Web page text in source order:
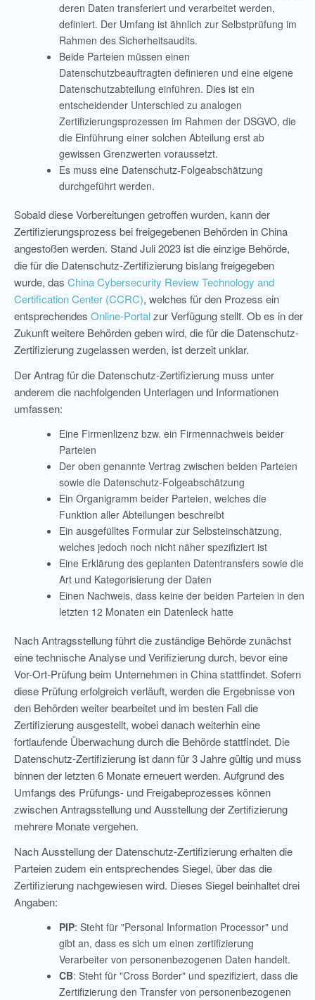
deren Daten transferiert und verarbeitet werden,
definiert. Der Umfang ist ähnlich zur Selbstprüfung im
Rahmen des Sicherheitsaudits.
Beide Parteien müssen einen
Datenschutzbeauftragten definieren und eine eigene
Datenschutzabteilung einführen. Dies ist ein
entscheidender Unterschied zu analogen
Zertifizierungsprozessen im Rahmen der DSGVO, die
die Einführung einer solchen Abteilung erst ab
gewissen Grenzwerten voraussetzt.
Es muss eine Datenschutz-Folgeabschätzung
durchgeführt werden.
Sobald diese Vorbereitungen getroffen wurden, kann der
Zertifizierungsprozess bei freigegebenen Behörden in China
angestoßen werden. Stand Juli 2023 ist die einzige Behörde,
die für die Datenschutz-Zertifizierung bislang freigegeben
wurde, das China Cybersecurity Review Technology and
Certification Center (CCRC), welches für den Prozess ein
entsprechendes Online-Portalzur Verfügung stellt. Ob es in der
Zukunft weitere Behörden geben wird, die für die Datenschutz-
Zertifizierung zugelassen werden, ist derzeit unklar.
Der Antrag für die Datenschutz-Zertifizierung muss unter
anderem die nachfolgenden Unterlagen und Informationen
umfassen:
Eine Firmenlizenz bzw. ein Firmennachweis beider
Parteien
Der oben genannte Vertrag zwischen beiden Parteien
sowie die Datenschutz-Folgeabschätzung
Ein Organigramm beider Parteien, welches die
Funktion aller Abteilungen beschreibt
Ein ausgefülltes Formular zur Selbsteinschätzung,
welches jedoch noch nicht näher spezifiziert ist
Eine Erklärung des geplanten Datentransfers sowie die
Art und Kategorisierung der Daten
Einen Nachweis, dass keine der beiden Parteien in den
letzten 12 Monaten ein Datenleck hatte
Nach Antragsstellung führt die zuständige Behörde zunächst
eine technische Analyse und Verifizierung durch, bevor eine
Vor-Ort-Prüfung beim Unternehmen in China stattfindet. Sofern
diese Prüfung erfolgreich verläuft, werden die Ergebnisse von
den Behörden weiter bearbeitet und im besten Fall die
Zertifizierung ausgestellt, wobei danach weiterhin eine
fortlaufende Überwachung durch die Behörde stattfindet. Die
Datenschutz-Zertifizierung ist dann für 3 Jahre gültig und muss
binnen der letzten 6 Monate erneuert werden. Aufgrund des
Umfangs des Prüfungs- und Freigabeprozesses können
zwischen Antragsstellung und Ausstellung der Zertifizierung
mehrere Monate vergehen.
Nach Ausstellung der Datenschutz-Zertifizierung erhalten die
Parteien zudem ein entsprechendes Siegel, über das die
Zertifizierung nachgewiesen wird. Dieses Siegel beinhaltet drei
Angaben:
PIP: Steht für "Personal Information Processor" und
gibt an, dass es sich um einen zertifizierung
Verarbeiter von personenbezogenen Daten handelt.
CB: Steht für "Cross Border" und spezifiziert, dass die
Zertifizierung den Transfer von personenbezogenen